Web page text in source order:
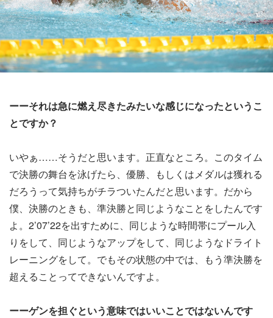
ーーそれは急に燃え尽きたみたいな感じになったというこ
とですか？
いやぁ……そうだと思います。正直なところ。このタイム
で決勝の舞台を泳げたら、優勝、もしくはメダルは獲れる
だろうって気持ちがチラついたんだと思います。だから
僕、決勝のときも、準決勝と同じようなことをしたんです
よ。2’07’22を出すために、同じような時間帯にプール入
りをして、同じようなアップをして、同じようなドライト
レーニングをして。でもその状態の中では、もう準決勝を
超えることってできないんですよ。
ーーゲンを担ぐという意味ではいいことではないんです